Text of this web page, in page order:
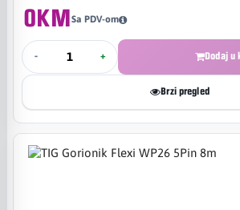
0KMSa PDV-om
- + Dodaj u
Brzi pregled